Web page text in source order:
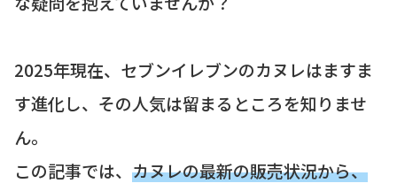
2025年現在、セブンイレブンのカヌレはますま
す進化し、その人気は留まるところを知りませ
ん。
この記事では、 カヌレの最新の販売状況から、